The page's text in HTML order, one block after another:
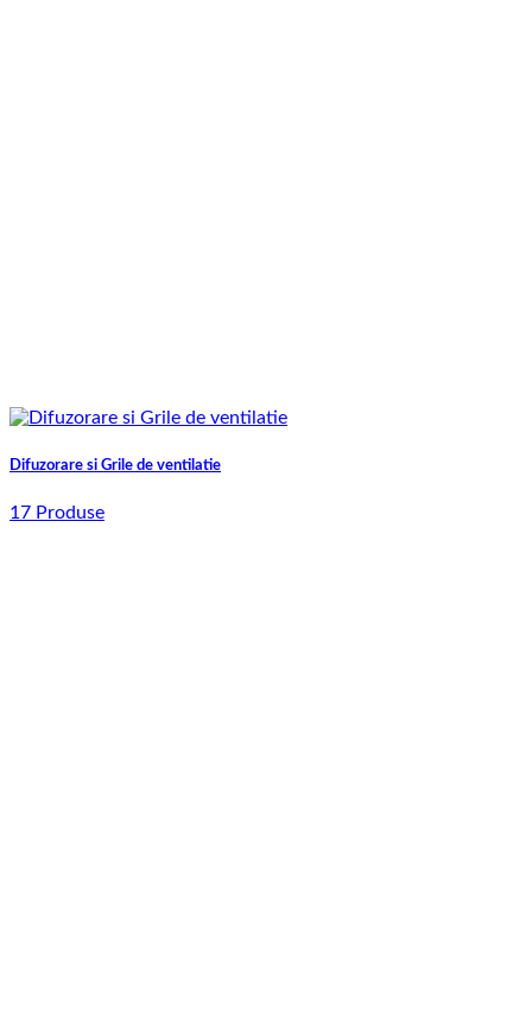
Difuzorare si Grile de ventilatie
17 Produse